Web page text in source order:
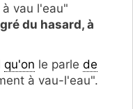
vau l'eau"
du hasard, à
qu'on le parle de
à vau-l'eau".